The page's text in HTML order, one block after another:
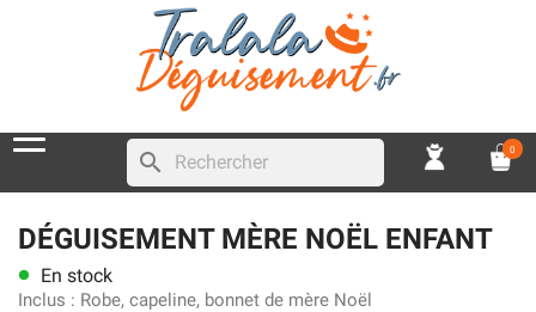
search 0
DÉGUISEMENT MÈRE NOËL ENFANT
lens En stock
Inclus : Robe, capeline, bonnet de mère Noël